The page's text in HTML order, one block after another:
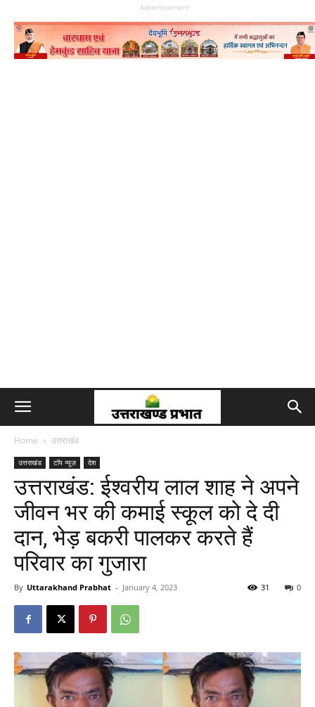
Advertisement
Home उत्तराखंड
उत्तराखंड टॉप न्यूज़ देश
उत्तराखंड: ईश्वरीय लाल शाह ने अपने
जीवन भर की कमाई स्कूल को दे दी
दान, भेड़ बकरी पालकर करते हैं
परिवार का गुजारा
By Uttarakhand Prabhat - January 4, 2023 0
31